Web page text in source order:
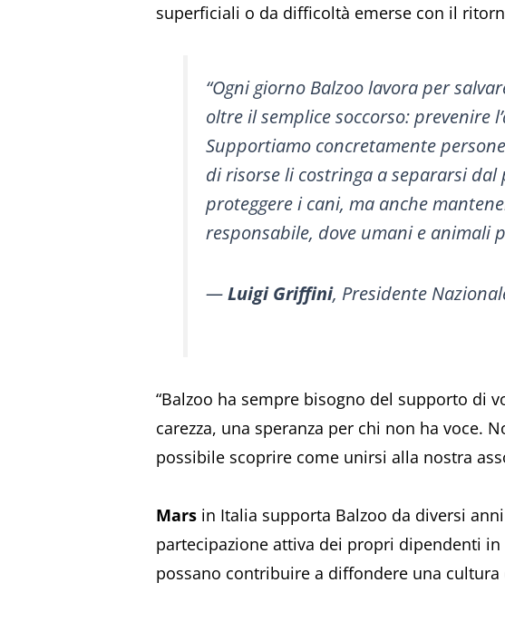
superficiali o da difficoltà emerse con il
“Ogni giorno Balzoo lavora per
oltre il semplice soccorso: prevenire
Supportiamo concretamente
di risorse li costringa a separarsi
proteggere i cani, ma anche
responsabile, dove umani e animali
—Luigi Griffini, Presidente
“Balzoo ha sempre bisogno del supporto di
carezza, una speranza per chi non ha voce.
possibile scoprire come unirsi alla nostra
Mars in Italia supporta Balzoo da diversi
partecipazione attiva dei propri dipendenti
possano contribuire a diffondere una